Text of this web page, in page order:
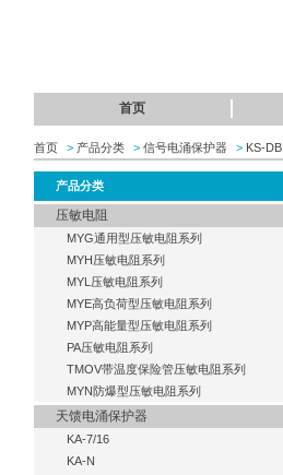
首页
首页 > 产品分类 > 信号电涌保护器 > KS-DB
产品分类
压敏电阻
MYG通用型压敏电阻系列
MYH压敏电阻系列
MYL压敏电阻系列
MYE高负荷型压敏电阻系列
MYP高能量型压敏电阻系列
PA压敏电阻系列
TMOV带温度保险管压敏电阻系列
MYN防爆型压敏电阻系列
天馈电涌保护器
KA-7/16
KA-N